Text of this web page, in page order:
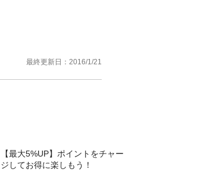
最終更新日： 2016/1/21
【最大5%UP】ポイントをチャー
ジしてお得に楽しもう！